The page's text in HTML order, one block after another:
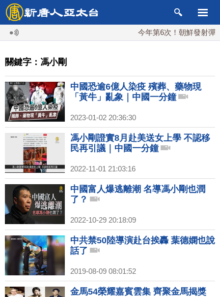
今年第6次！朝鮮發射彈道
關鍵字：馮小剛
中國恐逾6億人染疫 殯葬、藥物現
「黃牛」亂象｜中國一分鐘
2023-01-02 20:36:30
馮小剛證實8月赴美送女上學 不認移
民再引議｜中國一分鐘
2022-11-01 21:03:16
中國富人爆逃離潮 名導馮小剛也潤
了？
2022-10-29 20:18:09
中共禁50陸導演赴台挨轟 葉德嫻也說
話了
2019-08-09 08:01:52
金馬54榮耀嘉賓雲集 齊聚金馬揭獎